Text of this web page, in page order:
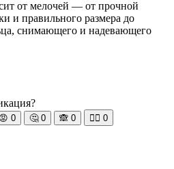
от мелочей — от прочной
и правильного размера до
снимающего и надевающего
😡 0 🤔 0 🙈 0 🧘‍♀️ 0